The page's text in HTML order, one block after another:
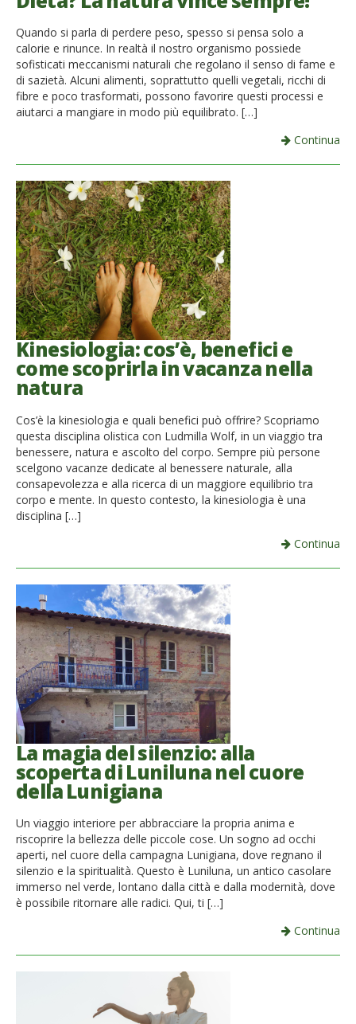
Italiano
Quando si parla di perdere peso, spesso si pensa solo a
calorie e rinunce. In realtà il nostro organismo possiede
sofisticati meccanismi naturali che regolano il senso di fame e
di sazietà. Alcuni alimenti, soprattutto quelli vegetali, ricchi di
fibre e poco trasformati, possono favorire questi processi e
aiutarci a mangiare in modo più equilibrato. […]
Continua
Kinesiologia: cos’è, benefici e
come scoprirla in vacanza nella
natura
Cos’è la kinesiologia e quali benefici può offrire? Scopriamo
questa disciplina olistica con Ludmilla Wolf, in un viaggio tra
benessere, natura e ascolto del corpo. Sempre più persone
scelgono vacanze dedicate al benessere naturale, alla
consapevolezza e alla ricerca di un maggiore equilibrio tra
corpo e mente. In questo contesto, la kinesiologia è una
disciplina […]
Continua
La magia del silenzio: alla
scoperta di Luniluna nel cuore
della Lunigiana
Un viaggio interiore per abbracciare la propria anima e
riscoprire la bellezza delle piccole cose. Un sogno ad occhi
aperti, nel cuore della campagna Lunigiana, dove regnano il
silenzio e la spiritualità. Questo è Luniluna, un antico casolare
immerso nel verde, lontano dalla città e dalla modernità, dove
è possibile ritornare alle radici. Qui, ti […]
Continua